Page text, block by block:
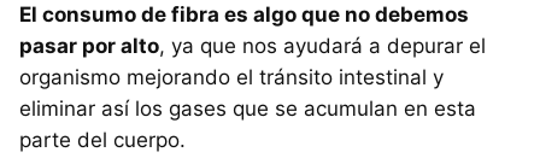
El consumo de fibra es algo que no debemos
pasar por alto, ya que nos ayudará a depurar el
organismo mejorando el tránsito intestinal y
eliminar así los gases que se acumulan en esta
parte del cuerpo.